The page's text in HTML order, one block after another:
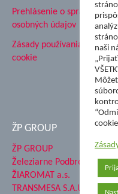
Prehlásenie o spracovaní
osobných údajov
Zásady používania súborov
cookie
ŽP GROUP
ŽP GROUP
Železiarne Podbrezová a.s.
ŽIAROMAT a.s.
TRANSMESA S.A.U.
naši